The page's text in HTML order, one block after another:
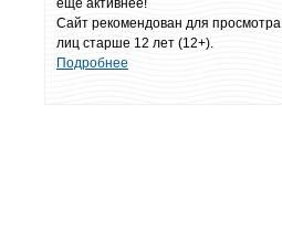
еще активнее!
Сайт рекомендован для просмотра
лиц старше 12 лет (12+).
Подробнее